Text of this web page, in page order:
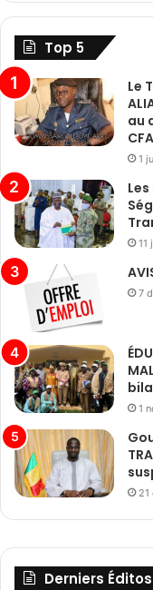
Top 5
Le
au
1
11
7
1
Derniers Éditos